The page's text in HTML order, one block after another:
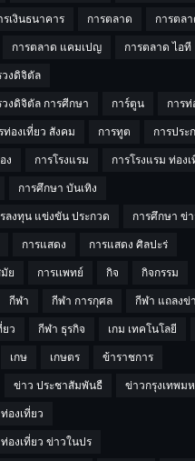
รเงินธนาคาร การตลาด
การตล
การตลาด แคมเปญ
การตลาด ไอที
วงดิจิตัล
งดิจิตัล การศีกษา
การ์ตูน
การท่
ท่องเที่ยว สังคม การทูต
การประ
ง การโรงแรม
การโรงแรม ท่อง
การศึกษา บันเทิง
ลงทุน แข่งขัน ประกวด
การศึกษา ข่
การแสดง
การแสดง ศิลปะร่
ย
การเเพทย์ กิจ
กิจกรรม
กีฬา กีฬา การกุศล
กีฬา แถลงข่
ว
กีฬา ธุรกิจ เกม เทคโนโลยี
เกษ เกษตร
ข้าราชการ
ข่าว ประชาสัมพันธื
ข่าวกรุงเทพม
องเที่ยว
องเที่ยว ข่าวในปร